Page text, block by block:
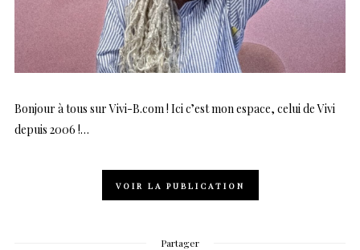
Bonjour à tous sur Vivi-B.com ! Ici c’est mon espace, celui de Vivi
depuis 2006 !…
VOIR LA PUBLICATION
Partager